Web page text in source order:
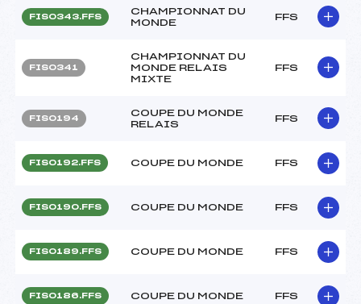
FIS0343.FFS
CHAMPIONNAT DU
MONDE
FFS
FIS0341
CHAMPIONNAT DU
MONDE RELAIS
MIXTE
FFS
FIS0194
COUPE DU MONDE
RELAIS
FFS
FIS0192.FFS COUPE DU MONDE FFS
FIS0190.FFS COUPE DU MONDE FFS
FIS0189.FFS COUPE DU MONDE FFS
FIS0186.FFS COUPE DU MONDE FFS